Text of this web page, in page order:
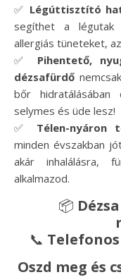
✅ Légúttisztító
segíthet a légutak
allergiás tüneteket,
✅ Pihentető,
dézsafürdő
bőr
selymes és üde lesz!
✅ Télen-nyáron
minden évszakban
akár inhalálásra,
alkalmazod.
📦
📞
Oszd meg és